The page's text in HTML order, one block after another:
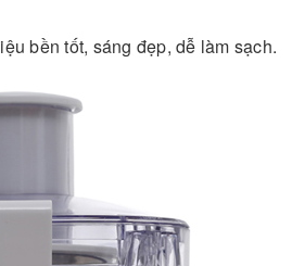
bền tốt, sáng đẹp, dễ làm sạch.